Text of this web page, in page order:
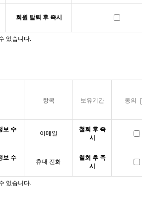
회원 탈퇴 후 즉시
있습니다.
항목 보유기간 동의
보 수
이메일
철회 후 즉
시
보 수
휴대 전화
철회 후 즉
시
있습니다.